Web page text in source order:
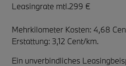
Leasingrate mtl.299 €
Mehrkilometer Kosten: 4,68
Erstattung: 3,12 Cent/km.
Ein unverbindliches